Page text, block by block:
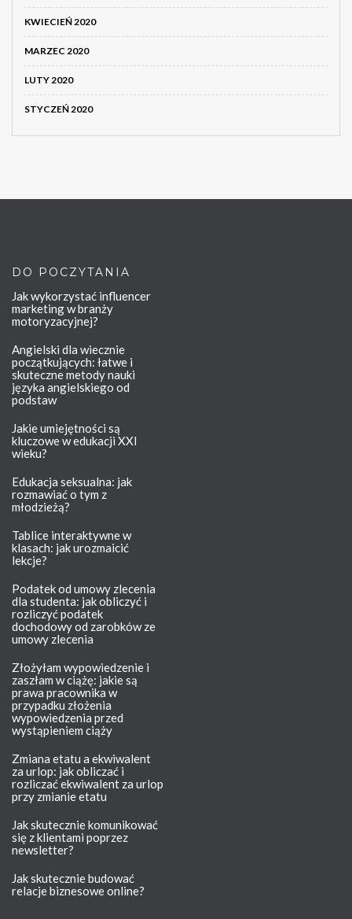
KWIECIEŃ 2020
MARZEC 2020
LUTY 2020
STYCZEŃ 2020
DO POCZYTANIA
Jak wykorzystać influencer
marketing w branży
motoryzacyjnej?
Angielski dla wiecznie
początkujących: łatwe i
skuteczne metody nauki
języka angielskiego od
podstaw
Jakie umiejętności są
kluczowe w edukacji XXI
wieku?
Edukacja seksualna: jak
rozmawiać o tym z
młodzieżą?
Tablice interaktywne w
klasach: jak urozmaicić
lekcje?
Podatek od umowy zlecenia
dla studenta: jak obliczyć i
rozliczyć podatek
dochodowy od zarobków ze
umowy zlecenia
Złożyłam wypowiedzenie i
zaszłam w ciążę: jakie są
prawa pracownika w
przypadku złożenia
wypowiedzenia przed
wystąpieniem ciąży
Zmiana etatu a ekwiwalent
za urlop: jak obliczać i
rozliczać ekwiwalent za urlop
przy zmianie etatu
Jak skutecznie komunikować
się z klientami poprzez
newsletter?
Jak skutecznie budować
relacje biznesowe online?